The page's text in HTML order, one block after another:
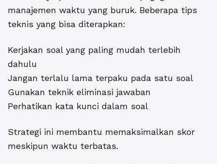
manajemen waktu yang buruk. Beberapa tips
teknis yang bisa diterapkan:
Kerjakan soal yang paling mudah terlebih
dahulu
Jangan terlalu lama terpaku pada satu soal
Gunakan teknik eliminasi jawaban
Perhatikan kata kunci dalam soal
Strategi ini membantu memaksimalkan skor
meskipun waktu terbatas.